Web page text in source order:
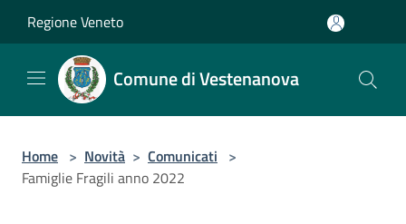
Regione Veneto
Comune di Vestenanova
Home > Novità > Comunicati >
Famiglie Fragili anno 2022